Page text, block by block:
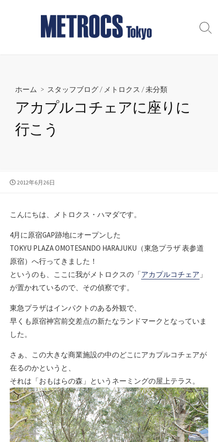
ツ
検
ホーム > スタッフブログ / メトロクス /未分類
アカプルコチェアに座りに
行こう
公
2012年6月26日
こんにちは、メトロクス・ハマダです。
4月に原宿GAP跡地にオープンした
TOKYU PLAZA OMOTESANDO HARAJUKU（東急プラザ 表参道
原宿）へ行ってきました！
というのも、ここに我がメトロクスの「アカプルコチェア 」
が置かれているので、その偵察です。
東急プラザはインパクトのある外観で、
早くも原宿神宮前交差点の新たなランドマークとなっていま
した。
さぁ、この大きな商業施設の中のどこにアカプルコチェアが
在るのかというと、
それは「おもはらの森」というネーミングの屋上テラス。